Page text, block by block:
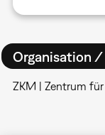
Organisation
ZKM | Zentrum